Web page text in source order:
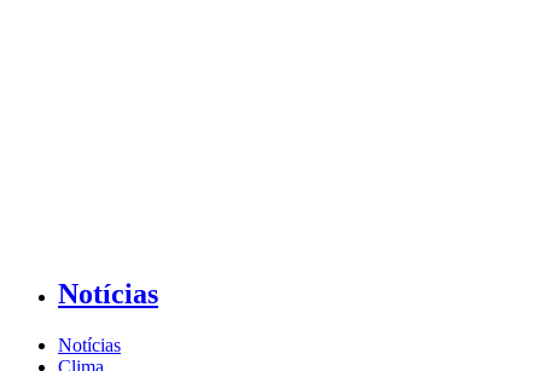
Notícias
Notícias